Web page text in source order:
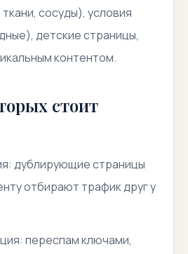
сосуды), условия
детские страницы,
контентом.
стоит
дублирующие страницы
отбирают трафик друг у
переспам ключами,